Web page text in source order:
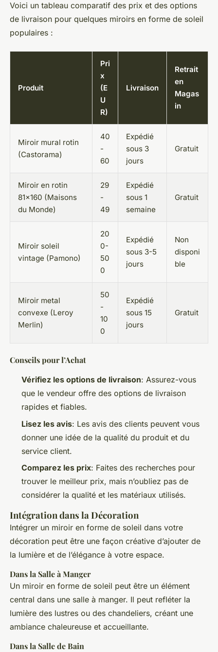
Voici un tableau comparatif des prix et des options
de livraison pour quelques miroirs en forme de soleil
populaires :
Produit
Pri
x
(E
U
R)
Livraison
Retrait
en
Magas
in
Miroir mural rotin
(Castorama)
40
-
60
Expédié
sous 3
jours
Gratuit
Miroir en rotin
81×160 (Maisons
du Monde)
29
-
49
Expédié
sous 1
semaine
Gratuit
Miroir soleil
vintage (Pamono)
20
0-
50
0
Expédié
sous 3-5
jours
Non
disponi
ble
Miroir metal
convexe (Leroy
Merlin)
50
-
10
0
Expédié
sous 15
jours
Gratuit
Conseils pour l’Achat
Vérifiez les options de livraison: Assurez-vous
que le vendeur offre des options de livraison
rapides et fiables.
Lisez les avis: Les avis des clients peuvent vous
donner une idée de la qualité du produit et du
service client.
Comparez les prix: Faites des recherches pour
trouver le meilleur prix, mais n’oubliez pas de
considérer la qualité et les matériaux utilisés.
Intégration dans la Décoration
Intégrer un miroir en forme de soleil dans votre
décoration peut être une façon créative d’ajouter de
la lumière et de l’élégance à votre espace.
Dans la Salle à Manger
Un miroir en forme de soleil peut être un élément
central dans une salle à manger. Il peut refléter la
lumière des lustres ou des chandeliers, créant une
ambiance chaleureuse et accueillante.
Dans la Salle de Bain